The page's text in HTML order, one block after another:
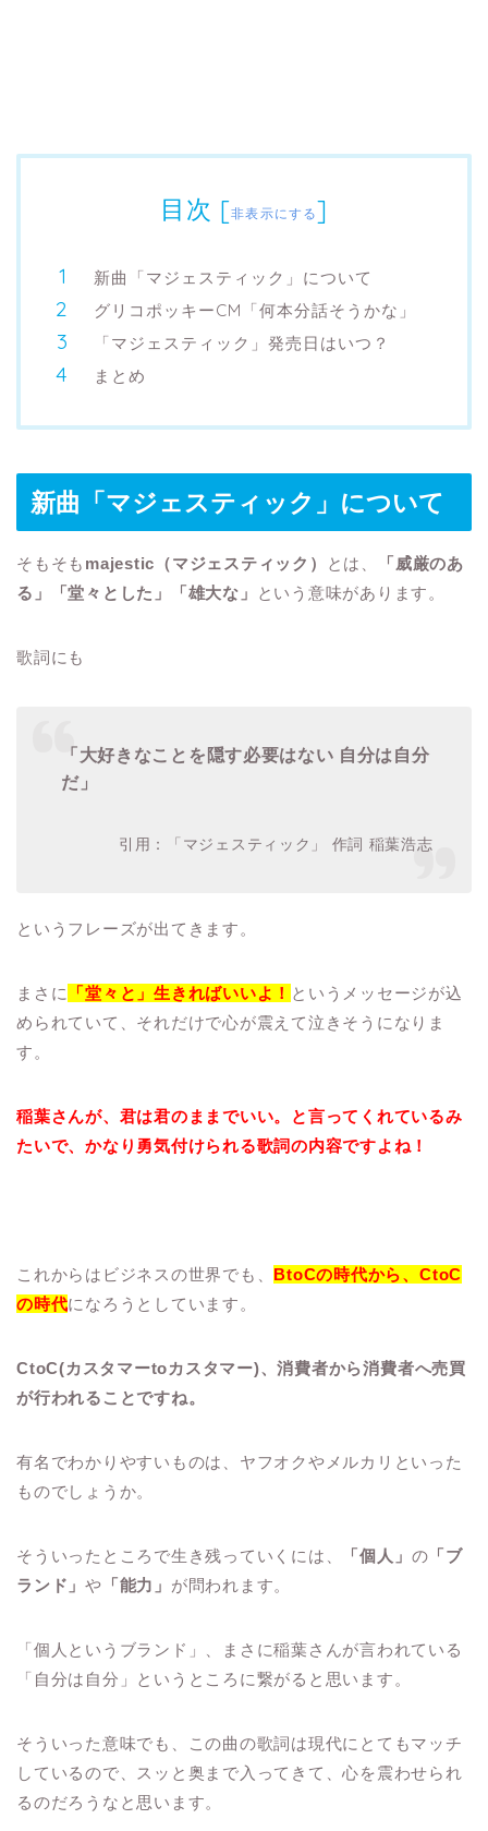
目次 [非表示にする]
新曲「マジェスティック」について
グリコポッキーCM「何本分話そうかな」
「マジェスティック」発売日はいつ？
まとめ
新曲「マジェスティック」について
そもそも majestic（マジェスティック） とは、
「威厳のあ
る」「堂々とした」「雄大な」
という意味があります。
歌詞にも
「大好きなことを隠す必要はない 自分は自分
だ」
引用：「マジェスティック」 作詞 稲葉浩志
というフレーズが出てきます。
まさに 「堂々と」生きればいいよ！ というメッセージが込
められていて、それだけで心が震えて泣きそうになりま
す。
稲葉さんが、君は君のままでいい。と言ってくれているみ
たいで、かなり勇気付けられる歌詞の内容ですよね！
これからはビジネスの世界でも、 BtoCの時代から、CtoC
の時代になろうとしています。
CtoC(カスタマーtoカスタマー)、消費者から消費者へ売買
が行われることですね。
有名でわかりやすいものは、ヤフオクやメルカリといった
ものでしょうか。
そういったところで生き残っていくには、 「個人」 の 「ブ
ランド」や 「能力」 が問われます。
「個人というブランド」、まさに稲葉さんが言われている
「自分は自分」というところに繋がると思います。
そういった意味でも、この曲の歌詞は現代にとてもマッチ
しているので、スッと奥まで入ってきて、心を震わせられ
るのだろうなと思います。